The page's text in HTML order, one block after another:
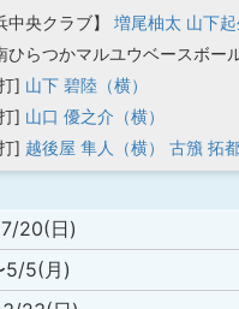
中央クラブ】 増尾柚太 山下
ひらつかマルユウベースボー
] 山下 碧陸（横）
] 山口 優之介（横）
] 越後屋 隼人（横） 古籏 拓
20(日)
5/5(月)